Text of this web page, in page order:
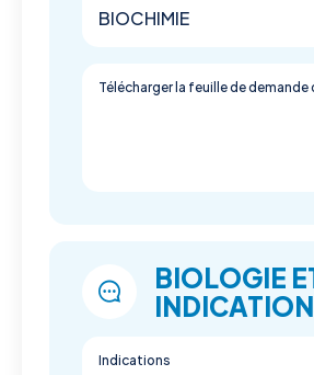
BIOCHIMIE
Télécharger la feuille de demande
BIOLOGIE
Indications